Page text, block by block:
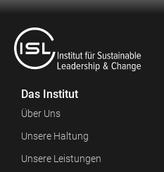
Das Institut
Über Uns
Unsere Haltung
Unsere Leistungen